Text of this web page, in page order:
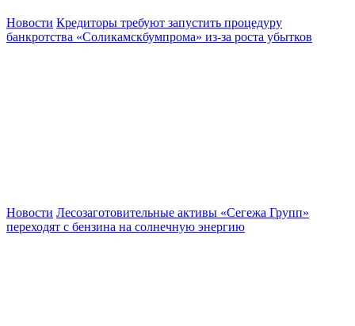
Новости Кредиторы требуют запустить процедуру
банкротства «Соликамскбумпрома» из-за роста убытков
Новости Лесозаготовительные активы «Сегежа Групп»
переходят с бензина на солнечную энергию